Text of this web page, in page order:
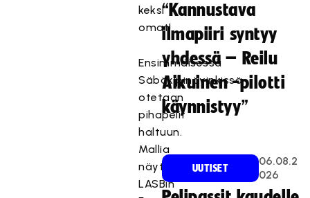
keksi
omat!
Ensimmäisessä
Säbäkipinävinkissä
otetaan
pihapelit
haltuun.
Mallia
näyttävät
LASBin
T
ä
i
s
ä
l
“Kannustava
ilmapiiri syntyy
yhdessä – Reilu
Aikuinen -pilotti
käynnistyy”
UUTISET
06.08.2
026